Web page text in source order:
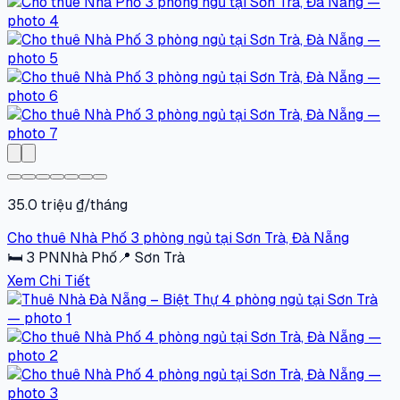
35.0 triệu ₫/tháng
Cho thuê Nhà Phố 3 phòng ngủ tại Sơn Trà, Đà Nẵng
🛏 3 PNNhà Phố📍 Sơn Trà
Xem Chi Tiết